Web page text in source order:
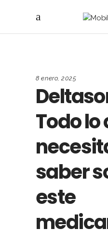
8 enero, 2025
Todo lo
saber
este